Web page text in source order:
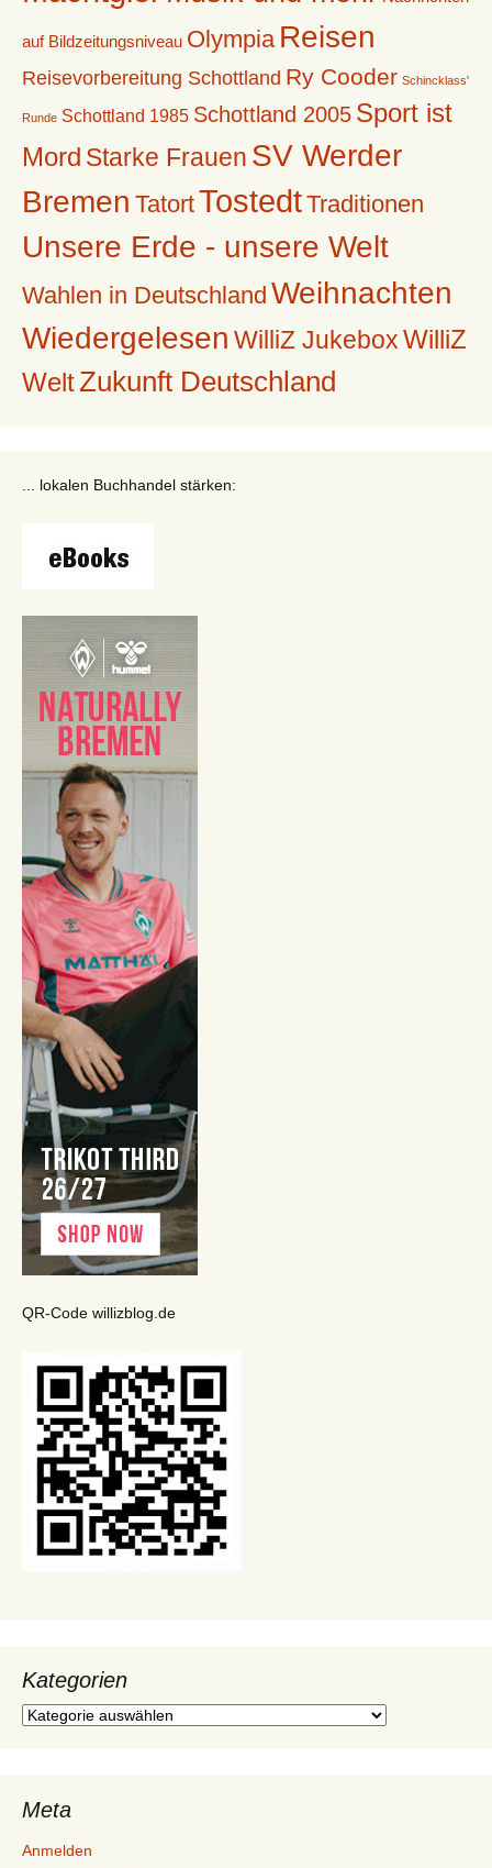
auf Bildzeitungsniveau Olympia Reisen
Reisevorbereitung Schottland Ry Cooder Schincklass'
Runde Schottland 1985 Schottland 2005 Sport ist
Mord Starke Frauen SV Werder
Bremen TatortTostedtTraditionen
Unsere Erde - unsere Welt
Wahlen in Deutschland Weihnachten
Wiedergelesen WilliZ Jukebox WilliZ
WeltZukunft Deutschland
... lokalen Buchhandel stärken:
QR-Code willizblog.de
Kategorien
Kategorien
Meta
Anmelden